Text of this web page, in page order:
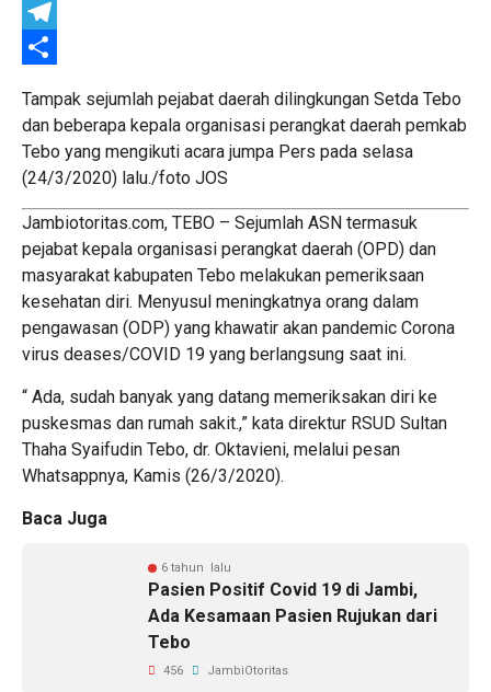
X
Telegram
Tampak sejumlah pejabat daerah dilingkungan Setda Tebo
dan beberapa kepala organisasi perangkat daerah pemkab
Tebo yang mengikuti acara jumpa Pers pada selasa
(24/3/2020) lalu./foto JOS
Jambiotoritas.com, TEBO – Sejumlah ASN termasuk
pejabat kepala organisasi perangkat daerah (OPD) dan
masyarakat kabupaten Tebo melakukan pemeriksaan
kesehatan diri. Menyusul meningkatnya orang dalam
pengawasan (ODP) yang khawatir akan pandemic Corona
virus deases/COVID 19 yang berlangsung saat ini.
“ Ada, sudah banyak yang datang memeriksakan diri ke
puskesmas dan rumah sakit.,” kata direktur RSUD Sultan
Thaha Syaifudin Tebo, dr. Oktavieni, melalui pesan
Whatsappnya, Kamis (26/3/2020).
Baca Juga
6 tahun lalu
Pasien Positif Covid 19 di Jambi,
Ada Kesamaan Pasien Rujukan dari
Tebo
456 JambiOtoritas